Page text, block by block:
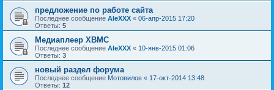
предложение по работе сайта
Последнее сообщение AleXXX « 06-апр-2015 17:20
Ответы: 5
Медиаплеер XBMC
Последнее сообщение AleXXX « 10-янв-2015 01:06
Ответы: 3
новый раздел форума
Последнее сообщение Мотовилов « 17-окт-2014 13:48
Ответы: 12